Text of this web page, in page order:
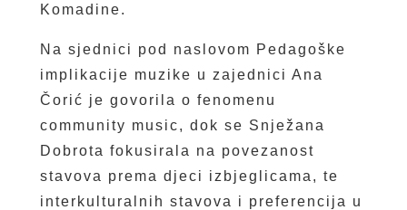
Komadine.
Na sjednici pod naslovom Pedagoške
implikacije muzike u zajednici Ana
Čorić je govorila o fenomenu
community music, dok se Snježana
Dobrota fokusirala na povezanost
stavova prema djeci izbjeglicama, te
interkulturalnih stavova i preferencija u